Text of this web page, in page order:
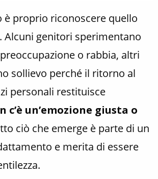
è proprio riconoscere quello
Alcuni genitori sperimentano
o rabbia, altri
sollievo perché il ritorno al
personali restituisce
c’è un’emozione giusta o
ciò che emerge è parte di un
e merita di essere